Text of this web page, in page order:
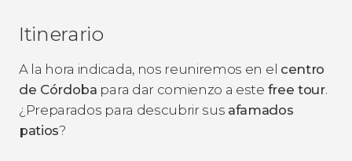
Itinerario
A la hora indicada, nos reuniremos en el centro
de Córdoba para dar comienzo a este free tour.
¿Preparados para descubrir sus afamados
patios?